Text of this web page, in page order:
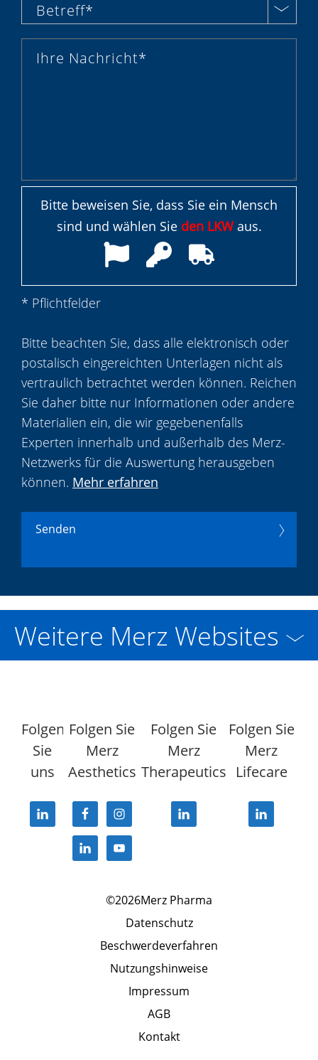
Betreff*
Bitte beweisen Sie, dass Sie ein Mensch
sind und wählen Sieden LKWaus.
* Pflichtfelder
Bitte beachten Sie, dass alle elektronisch oder
postalisch eingereichten Unterlagen nicht als
vertraulich betrachtet werden können. Reichen
Sie daher bitte nur Informationen oder andere
Materialien ein, die wir gegebenenfalls
Experten innerhalb und außerhalb des Merz-
Netzwerks für die Auswertung herausgeben
können. Mehr erfahren
Senden
Weitere Merz Websites
Folgen
Sie
uns
Folgen Sie
Merz
Aesthetics
Folgen Sie
Merz
Therapeutics
Folgen Sie
Merz
Lifecare
©2026Merz Pharma
Datenschutz
Beschwerdeverfahren
Nutzungshinweise
Impressum
AGB
Kontakt